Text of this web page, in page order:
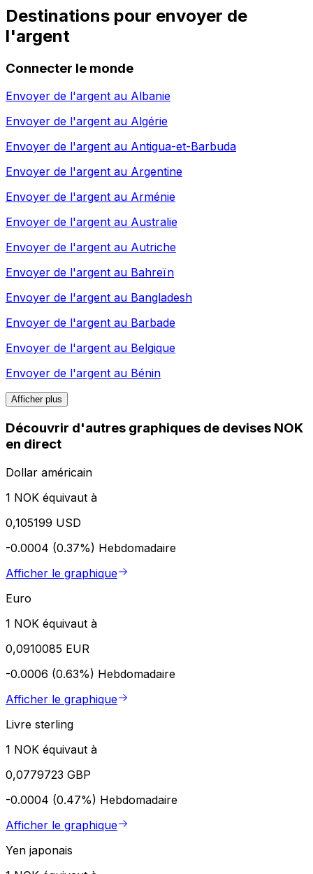
Destinations pour envoyer de
l'argent
Connecter le monde
Envoyer de l'argent au Albanie
Envoyer de l'argent au Algérie
Envoyer de l'argent au Antigua-et-Barbuda
Envoyer de l'argent au Argentine
Envoyer de l'argent au Arménie
Envoyer de l'argent au Australie
Envoyer de l'argent au Autriche
Envoyer de l'argent au Bahreïn
Envoyer de l'argent au Bangladesh
Envoyer de l'argent au Barbade
Envoyer de l'argent au Belgique
Envoyer de l'argent au Bénin
Afficher plus
Découvrir d'autres graphiques de devises NOK
en direct
Dollar américain
1 NOK équivaut à
0,105199 USD
-0.0004 (0.37%) Hebdomadaire
Afficher le graphique
Euro
1 NOK équivaut à
0,0910085 EUR
-0.0006 (0.63%) Hebdomadaire
Afficher le graphique
Livre sterling
1 NOK équivaut à
0,0779723 GBP
-0.0004 (0.47%) Hebdomadaire
Afficher le graphique
Yen japonais